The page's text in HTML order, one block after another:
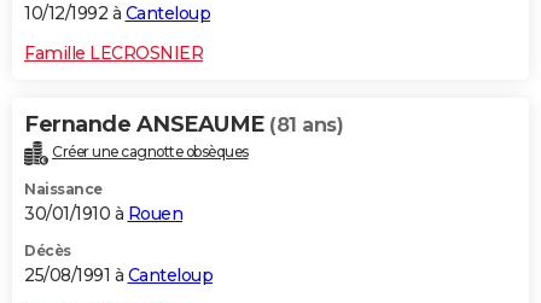
10/12/1992 à Canteloup
Famille LECROSNIER
Fernande ANSEAUME (81 ans)
Créer une cagnotte obsèques
Naissance
30/01/1910 à Rouen
Décès
25/08/1991 à Canteloup